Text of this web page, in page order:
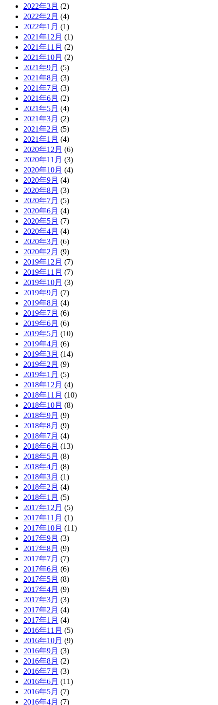
2022年3月 (2)
2022年2月 (4)
2022年1月 (1)
2021年12月 (1)
2021年11月 (2)
2021年10月 (2)
2021年9月 (5)
2021年8月 (3)
2021年7月 (3)
2021年6月 (2)
2021年5月 (4)
2021年3月 (2)
2021年2月 (5)
2021年1月 (4)
2020年12月 (6)
2020年11月 (3)
2020年10月 (4)
2020年9月 (4)
2020年8月 (3)
2020年7月 (5)
2020年6月 (4)
2020年5月 (7)
2020年4月 (4)
2020年3月 (6)
2020年2月 (9)
2019年12月 (7)
2019年11月 (7)
2019年10月 (3)
2019年9月 (7)
2019年8月 (4)
2019年7月 (6)
2019年6月 (6)
2019年5月 (10)
2019年4月 (6)
2019年3月 (14)
2019年2月 (9)
2019年1月 (5)
2018年12月 (4)
2018年11月 (10)
2018年10月 (8)
2018年9月 (9)
2018年8月 (9)
2018年7月 (4)
2018年6月 (13)
2018年5月 (8)
2018年4月 (8)
2018年3月 (1)
2018年2月 (4)
2018年1月 (5)
2017年12月 (5)
2017年11月 (1)
2017年10月 (11)
2017年9月 (3)
2017年8月 (9)
2017年7月 (7)
2017年6月 (6)
2017年5月 (8)
2017年4月 (9)
2017年3月 (3)
2017年2月 (4)
2017年1月 (4)
2016年11月 (5)
2016年10月 (9)
2016年9月 (3)
2016年8月 (2)
2016年7月 (3)
2016年6月 (11)
2016年5月 (7)
2016年4月 (7)